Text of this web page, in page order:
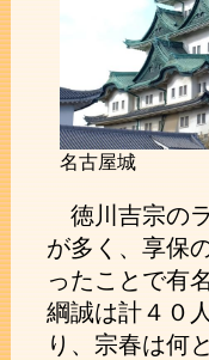
名古屋城
徳川吉宗の
が多く、享保
ったことで有
綱誠は計４０
り、宗春は何